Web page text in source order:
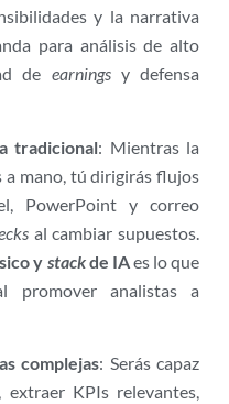
y la narrativa
para análisis de alto
de earningsy defensa
tradicional: Mientras la
a mano, tú dirigirás flujos
PowerPoint y correo
al cambiar supuestos.
y stackde IAes lo que
promover analistas a
complejas: Serás capaz
KPIs relevantes,